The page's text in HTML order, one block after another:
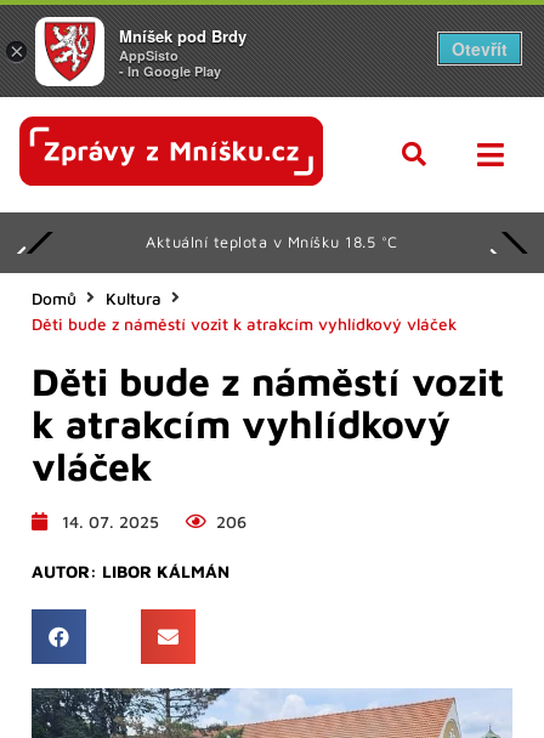
Aktuální teplota v Mníšku 18.5 °C
Domů
Kultura
Děti bude z náměstí vozit k atrakcím vyhlídkový vláček
Děti bude z náměstí vozit
k atrakcím vyhlídkový
vláček
14. 07. 2025 206
AUTOR: LIBOR KÁLMÁN
×
Mníšek pod Brdy
AppSisto
- In Google Play
Otevřít